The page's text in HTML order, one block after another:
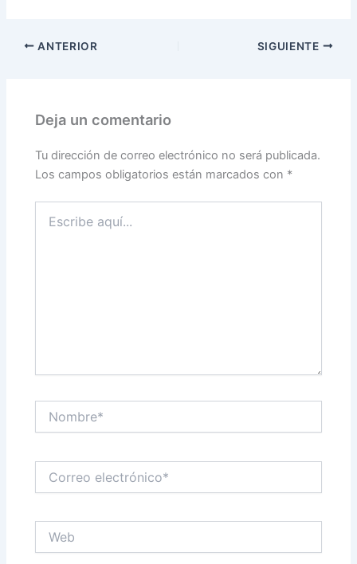
ANTERIOR SIGUIENTE
Deja un comentario
Tu dirección de correo electrónico no será publicada.
Los campos obligatorios están marcados con *
aquí...
electrónico*